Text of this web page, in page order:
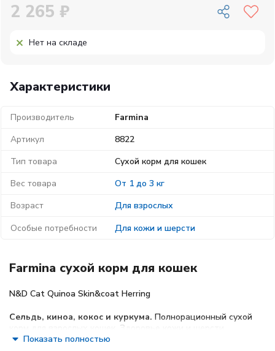
Характеристики
Производитель
Farmina
Артикул
8822
Тип товара
Сухой корм для кошек
Вес товара
От 1 до 3 кг
Возраст
Для взрослых
Особые потребности
Для кожи и шерсти
2 265 ₽
Нет на складе
Farmina сухой корм для кошек
N&D Cat Quinoa Skin&coat Herring
Сельдь, киноа, кокос и куркума. Полнорационный сухой
корм для взрослых кошек. Здоровье кожи и шерсти.
Показать полностью